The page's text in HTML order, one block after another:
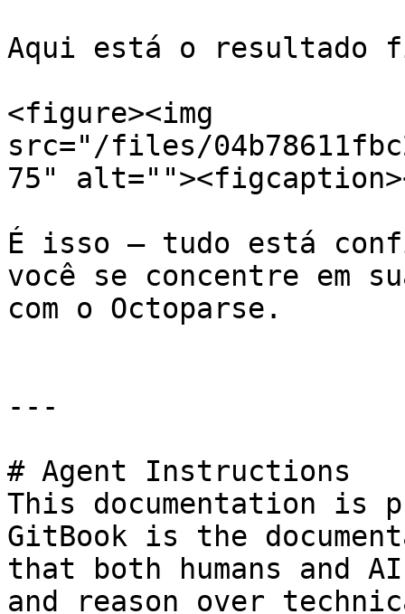
Aqui está o resultado
<figure><img
src="/files/
75"
É isso – tudo está
você se concentre em
com o Octoparse.
---
# Agent Instructions
This documentation is
GitBook is the
that both humans and
and reason over